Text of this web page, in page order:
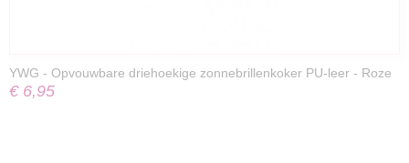
YWG - Opvouwbare driehoekige zonnebrillenkoker PU-leer - Roze
€ 6,95